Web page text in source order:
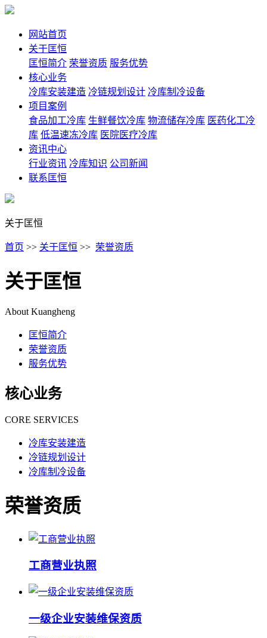
网站首页
关于匡恒
匡恒简介 荣誉资质 服务优势
核心业务
冷库安装建造 冷链规划设计 冷库制冷设备
项目案例
食品加工冷库 生鲜餐饮冷库 物流储存冷库 医药化工冷
库 低温速冻冷库 医院医疗冷库
资讯中心
行业资讯 冷库知识 公司新闻
联系匡恒
关于匡恒
首页 >> 关于匡恒 >> 荣誉资质
关于匡恒
About Kuangheng
匡恒简介
荣誉资质
服务优势
核心业务
CORE SERVICES
冷库安装建造
冷链规划设计
冷库制冷设备
荣誉资质
工商营业执照
一级企业安装维保资质